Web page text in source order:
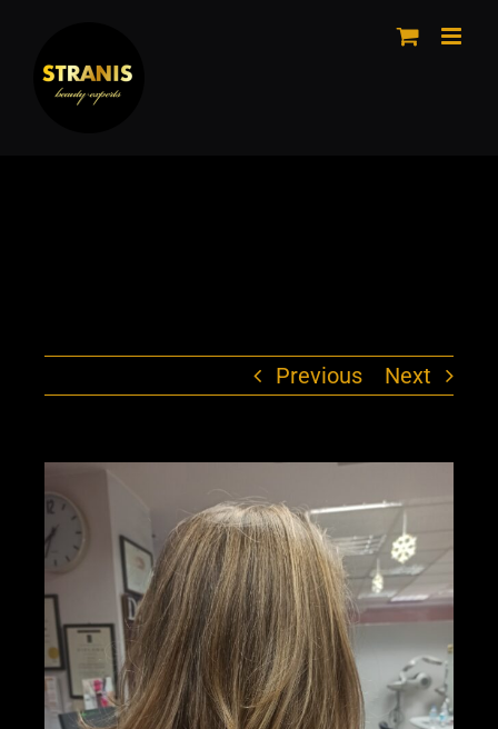
περιεχόμενο
Previous Next
Larger
Image